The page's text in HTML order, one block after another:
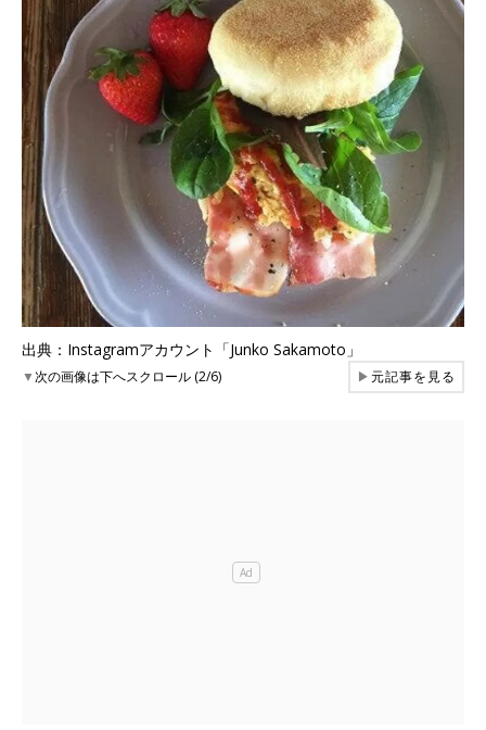
出典：Instagramアカウント「Junko Sakamoto」
▼次の画像は下へスクロール (2/6) ▶元記事を見る